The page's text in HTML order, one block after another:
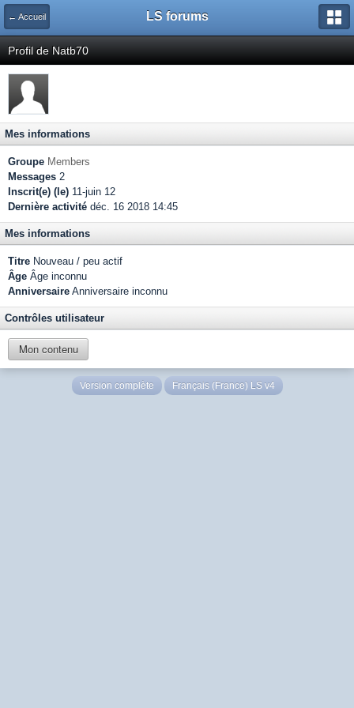
← Accueil LS forums
Profil de Natb70
Mes informations
Groupe Members
Messages 2
Inscrit(e) (le) 11-juin 12
Dernière activité déc. 16 2018 14:45
Mes informations
Titre Nouveau / peu actif
Âge Âge inconnu
Anniversaire Anniversaire inconnu
Contrôles utilisateur
Mon contenu
Version complète Français (France) LS v4